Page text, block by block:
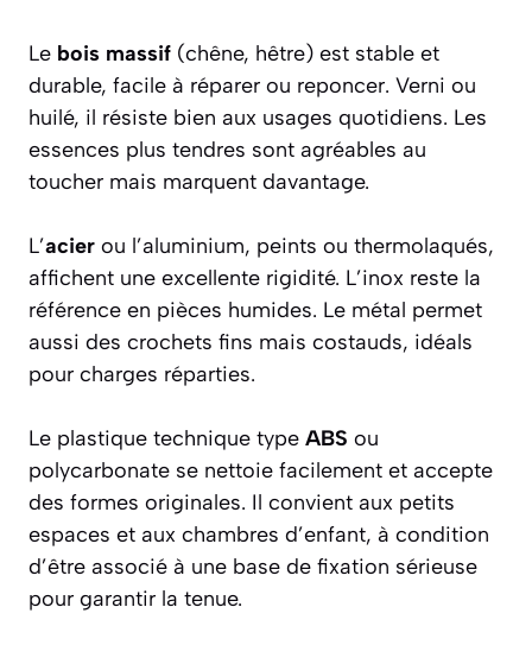
Le bois massif (chêne, hêtre) est stable et
durable, facile à réparer ou reponcer. Verni ou
huilé, il résiste bien aux usages quotidiens. Les
essences plus tendres sont agréables au
toucher mais marquent davantage.
L’acier ou l’aluminium, peints ou thermolaqués,
affichent une excellente rigidité. L’inox reste la
référence en pièces humides. Le métal permet
aussi des crochets fins mais costauds, idéals
pour charges réparties.
Le plastique technique type ABS ou
polycarbonate se nettoie facilement et accepte
des formes originales. Il convient aux petits
espaces et aux chambres d’enfant, à condition
d’être associé à une base de fixation sérieuse
pour garantir la tenue.